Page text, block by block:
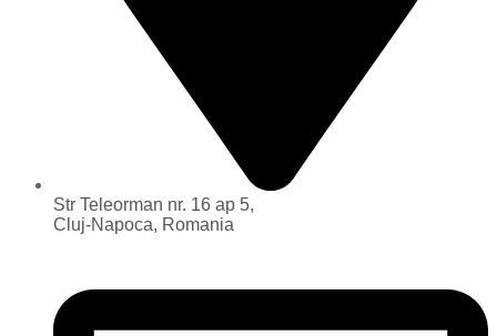
Str Teleorman nr. 16 ap 5,
Cluj-Napoca, Romania